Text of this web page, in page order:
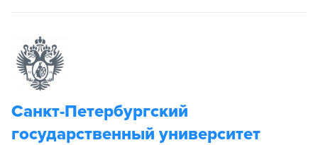
Санкт-Петербургский
государственный университет